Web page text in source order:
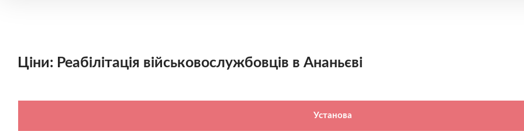
Ціни: Реабілітація військовослужбовців в Ананьєві
Установа